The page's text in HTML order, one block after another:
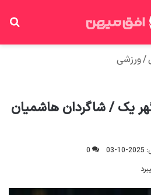
/ورزشی
یک / شاگردان هاشمیان
0